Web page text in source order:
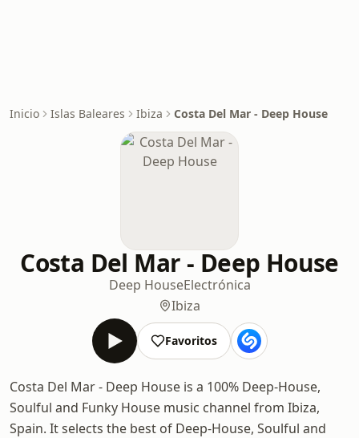
Inicio Islas Baleares Ibiza Costa Del Mar - Deep House
Costa Del Mar - Deep House
Deep HouseElectrónica
Ibiza
Favoritos
Costa Del Mar - Deep House is a 100% Deep-House,
Soulful and Funky House music channel from Ibiza,
Spain. It selects the best of Deep-House, Soulful and